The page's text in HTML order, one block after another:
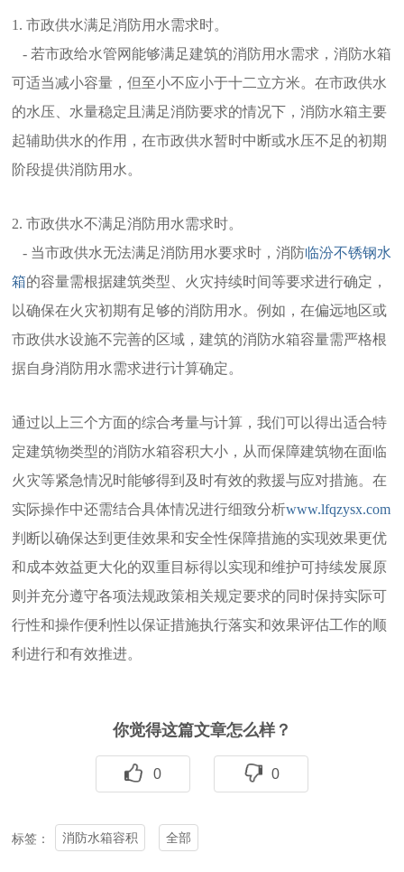
1. 市政供水满足消防用水需求时。
- 若市政给水管网能够满足建筑的消防用水需求，消防水箱
可适当减小容量，但至小不应小于十二立方米。在市政供水
的水压、水量稳定且满足消防要求的情况下，消防水箱主要
起辅助供水的作用，在市政供水暂时中断或水压不足的初期
阶段提供消防用水。
2. 市政供水不满足消防用水需求时。
- 当市政供水无法满足消防用水要求时，消防临汾不锈钢水
箱的容量需根据建筑类型、火灾持续时间等要求进行确定，
以确保在火灾初期有足够的消防用水。例如，在偏远地区或
市政供水设施不完善的区域，建筑的消防水箱容量需严格根
据自身消防用水需求进行计算确定。
通过以上三个方面的综合考量与计算，我们可以得出适合特
定建筑物类型的消防水箱容积大小，从而保障建筑物在面临
火灾等紧急情况时能够得到及时有效的救援与应对措施。在
实际操作中还需结合具体情况进行细致分析www.lfqzysx.com
判断以确保达到更佳效果和安全性保障措施的实现效果更优
和成本效益更大化的双重目标得以实现和维护可持续发展原
则并充分遵守各项法规政策相关规定要求的同时保持实际可
行性和操作便利性以保证措施执行落实和效果评估工作的顺
利进行和有效推进。
你觉得这篇文章怎么样？
0 0
标签： 消防水箱容积 全部